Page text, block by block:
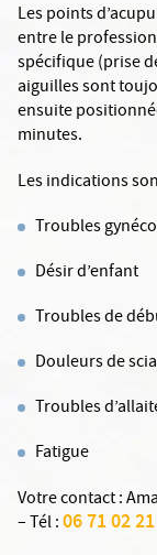
Les points
entre le
spécifique (prise
aiguilles sont
ensuite
minutes.
Les indications
Troubles
Désir d’enfant
Troubles de
Douleurs de
Troubles
Fatigue
Votre contact :
– Tél :06 71 02